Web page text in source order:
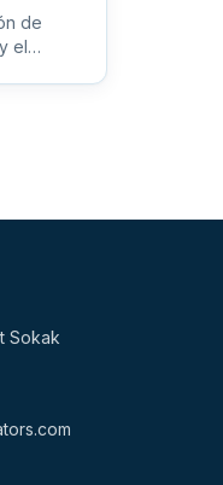
de
el
Sokak